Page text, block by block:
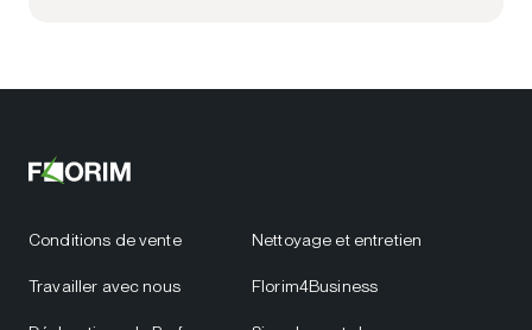
Conditions de vente
Travailler avec nous
Nettoyage et entretien
Florim4Business